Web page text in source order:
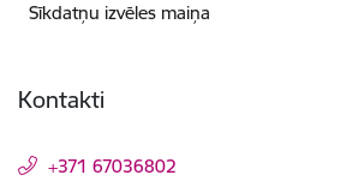
Sīkdatņu izvēles maiņa
Kontakti
+371 67036802